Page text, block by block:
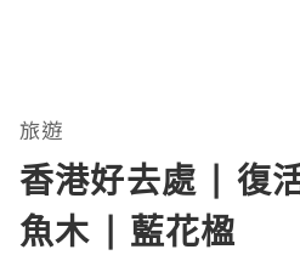
旅遊
香港好去處 | 復
魚木 | 藍花楹